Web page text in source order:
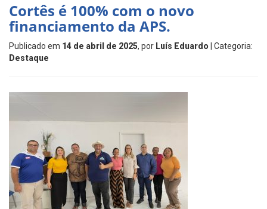
Cortês é 100% com o novo
financiamento da APS.
Publicado em 14 de abril de 2025, por Luís Eduardo | Categoria:
Destaque